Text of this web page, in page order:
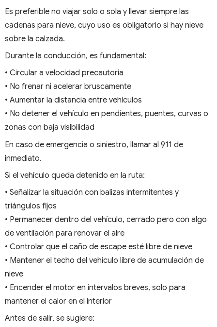
Es preferible no viajar solo o sola y llevar siempre las
cadenas para nieve, cuyo uso es obligatorio si hay nieve
sobre la calzada.
Durante la conducción, es fundamental:
• Circular a velocidad precautoria
• No frenar ni acelerar bruscamente
• Aumentar la distancia entre vehículos
• No detener el vehículo en pendientes, puentes, curvas o
zonas con baja visibilidad
En caso de emergencia o siniestro, llamar al 911 de
inmediato.
Si el vehículo queda detenido en la ruta:
• Señalizar la situación con balizas intermitentes y
triángulos fijos
• Permanecer dentro del vehículo, cerrado pero con algo
de ventilación para renovar el aire
• Controlar que el caño de escape esté libre de nieve
• Mantener el techo del vehículo libre de acumulación de
nieve
• Encender el motor en intervalos breves, solo para
mantener el calor en el interior
Antes de salir, se sugiere: